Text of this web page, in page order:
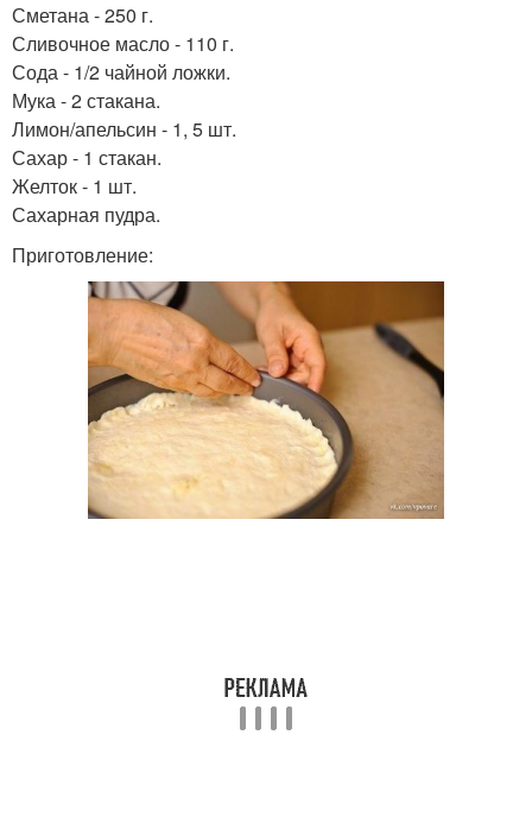
Сметана - 250 г.
Сливочное масло - 110 г.
Сода - 1/2 чайной ложки.
Мука - 2 стакана.
Лимон/апельсин - 1, 5 шт.
Сахар - 1 стакан.
Желток - 1 шт.
Сахарная пудра.
Приготовление: